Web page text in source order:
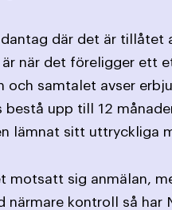
där det är
när det föreligger ett
och samtalet avser
bestå upp till 12
lämnat sitt uttryckliga
motsatt sig anmälan,
närmare kontroll så